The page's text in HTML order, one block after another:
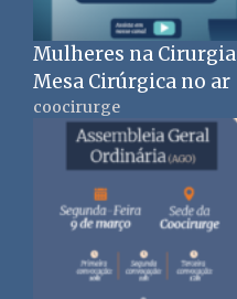
Mulheres na
Mesa Cirúrgica no ar
coocirurge